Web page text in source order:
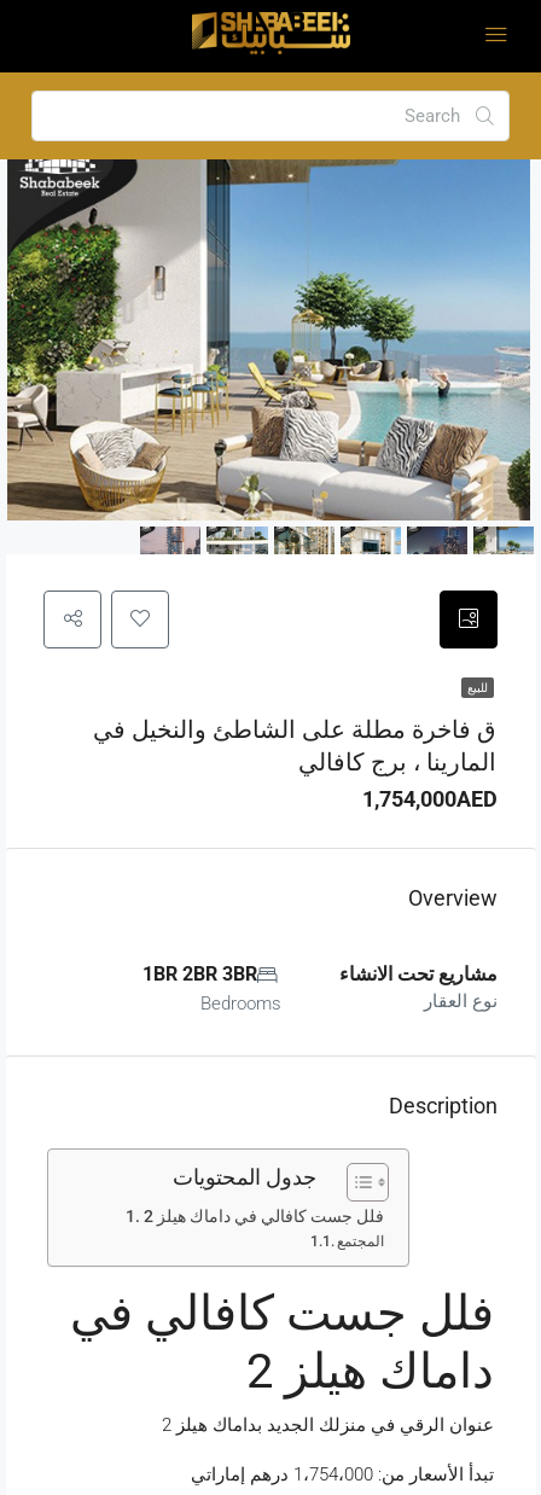
للبيع
ق فاخرة مطلة على الشاطئ والنخيل في
المارينا ، برج كافالي
1,754,000AED
Overview
مشاريع تحت الانشاء
نوع العقار
1BR 2BR 3BR
Bedrooms
Description
جدول المحتويات
فلل جست كافالي في داماك هيلز 2
المجتمع
فلل جست كافالي في
داماك هيلز 2
عنوان الرقي في منزلك الجديد بداماك هيلز 2
تبدأ الأسعار من: 1،754،000 درهم إماراتي